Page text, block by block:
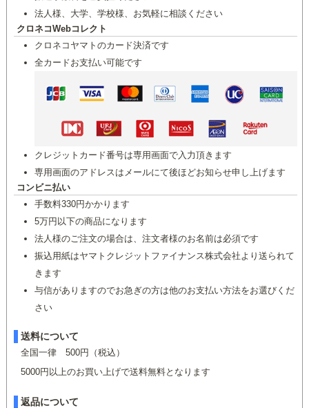
法人様、大学、学校様、お気軽に相談ください
クロネコWebコレクト
クロネコヤマトのカード決済です
全カードお支払い可能です
クレジットカード番号は専用画面で入力頂きます
専用画面のアドレスはメールにて後ほどお知らせ申し上げます
コンビニ払い
手数料330円かかります
5万円以下の商品になります
法人様のご注文の場合は、注文者様のお名前は必須です
振込用紙はヤマトクレジットファイナンス株式会社より送られて
きます
与信がありますのでお急ぎの方は他のお支払い方法をお選びくだ
さい
送料について
全国一律 500円（税込）
5000円以上のお買い上げで送料無料となります
返品について